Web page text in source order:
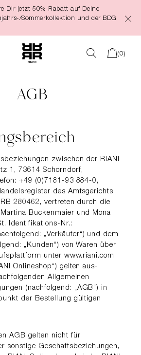
Dir jetzt 50% Rabatt auf Deine
Sommerkollektion und der BDG
(0)
AGB
zwischen der RIANI
1, 73614 Schorndorf,
+49 (0)7181-93 884-0,
des Amtsgerichts
280462, vertreten durch die
Bucken­maier und Mona
Identifikations-Nr.:
„Verkäufer“) und dem
„Kunden“) von Waren über
unter www.riani.com
Onlineshop“) gelten aus­
Allgemeinen
(nachfolgend: „AGB“) in
der Bestellung gültigen
AGB gelten nicht für
sonstige Geschäftsbeziehungen,